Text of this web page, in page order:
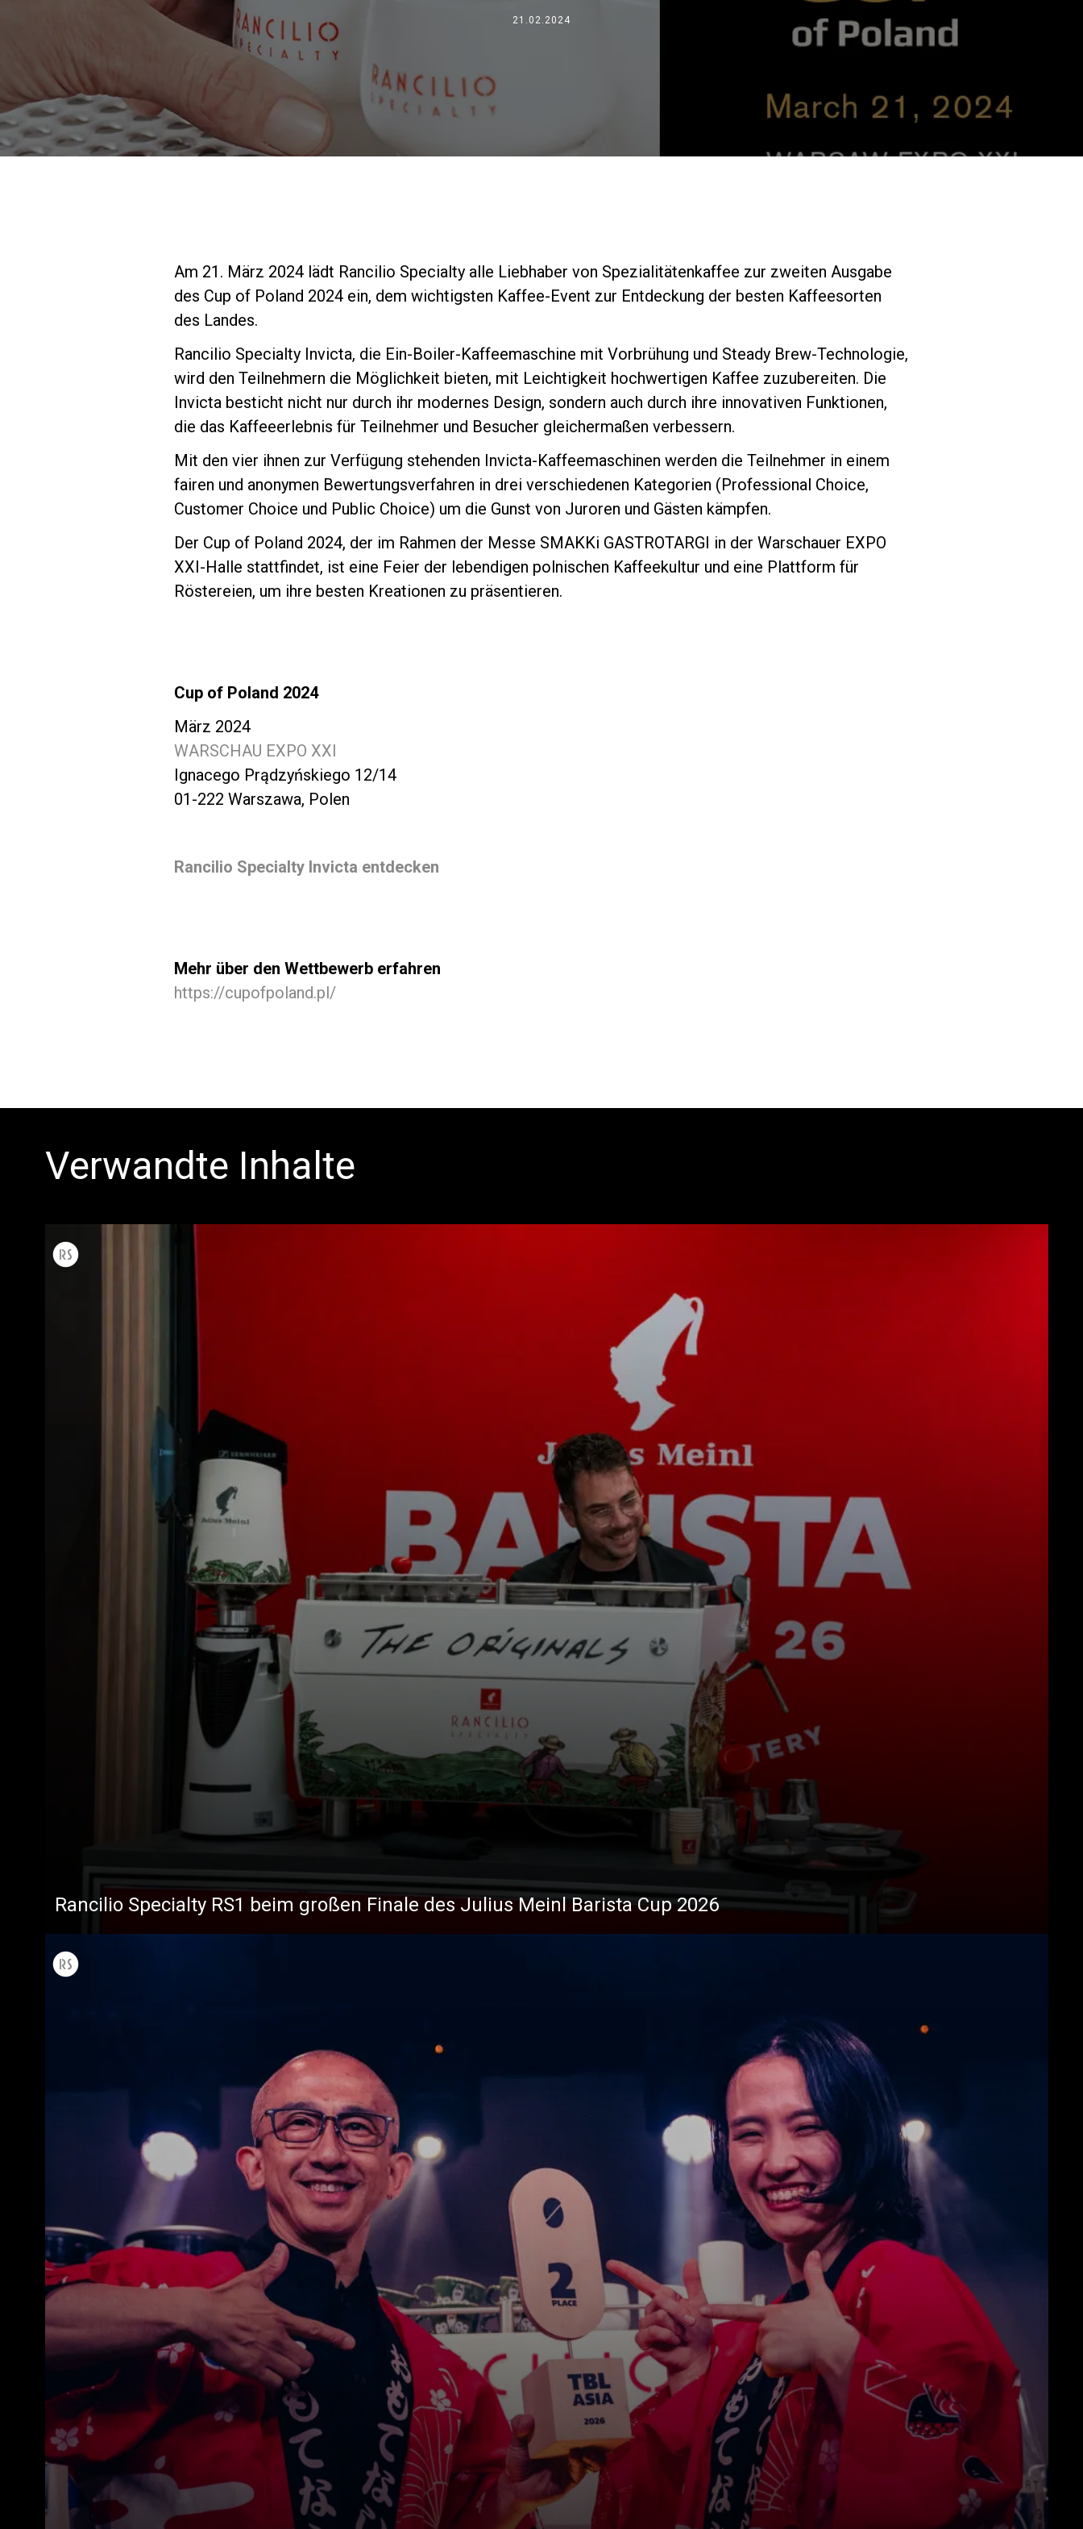
21.02.2024
Am 21. März 2024 lädt Rancilio Specialty alle Liebhaber von Spezialitätenkaffee zur zweiten Ausgabe
des Cup of Poland 2024 ein, dem wichtigsten Kaffee-Event zur Entdeckung der besten Kaffeesorten
des Landes.
Rancilio Specialty Invicta, die Ein-Boiler-Kaffeemaschine mit Vorbrühung und Steady Brew-Technologie,
wird den Teilnehmern die Möglichkeit bieten, mit Leichtigkeit hochwertigen Kaffee zuzubereiten. Die
Invicta besticht nicht nur durch ihr modernes Design, sondern auch durch ihre innovativen Funktionen,
die das Kaffeeerlebnis für Teilnehmer und Besucher gleichermaßen verbessern.
Mit den vier ihnen zur Verfügung stehenden Invicta-Kaffeemaschinen werden die Teilnehmer in einem
fairen und anonymen Bewertungsverfahren in drei verschiedenen Kategorien (Professional Choice,
Customer Choice und Public Choice) um die Gunst von Juroren und Gästen kämpfen.
Der Cup of Poland 2024, der im Rahmen der Messe SMAKKi GASTROTARGI in der Warschauer EXPO
XXI-Halle stattfindet, ist eine Feier der lebendigen polnischen Kaffeekultur und eine Plattform für
Röstereien, um ihre besten Kreationen zu präsentieren.
Cup of Poland 2024
März 2024
WARSCHAU EXPO XXI
Ignacego Prądzyńskiego 12/14
01-222 Warszawa, Polen
Rancilio Specialty Invicta entdecken
Mehr über den Wettbewerb erfahren
https://cupofpoland.pl/
Verwandte Inhalte
Rancilio Specialty RS1 beim großen Finale des Julius Meinl Barista Cup 2026
Produkte Nachrichten
Wo wir sind
Arbeiten Sie mit uns
Nachhaltigkeit
Connect
Kontaktieren
Sie uns
Datenschutzerklärung